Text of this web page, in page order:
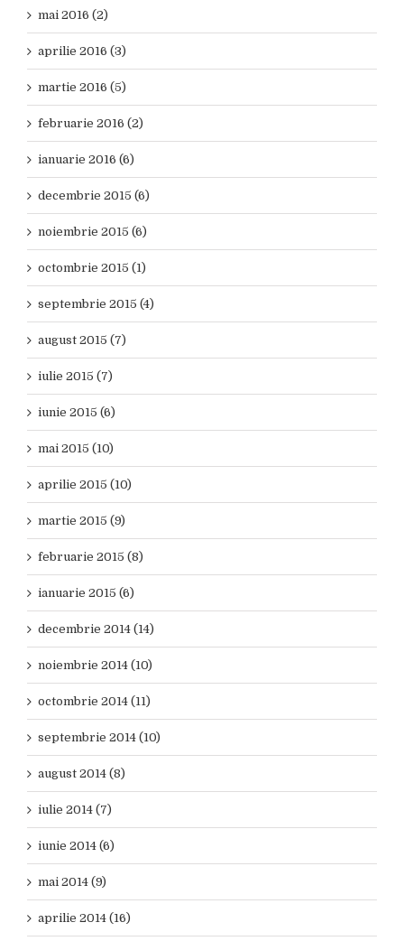
mai 2016 (2)
aprilie 2016 (3)
martie 2016 (5)
februarie 2016 (2)
ianuarie 2016 (6)
decembrie 2015 (6)
noiembrie 2015 (6)
octombrie 2015 (1)
septembrie 2015 (4)
august 2015 (7)
iulie 2015 (7)
iunie 2015 (6)
mai 2015 (10)
aprilie 2015 (10)
martie 2015 (9)
februarie 2015 (8)
ianuarie 2015 (6)
decembrie 2014 (14)
noiembrie 2014 (10)
octombrie 2014 (11)
septembrie 2014 (10)
august 2014 (8)
iulie 2014 (7)
iunie 2014 (6)
mai 2014 (9)
aprilie 2014 (16)